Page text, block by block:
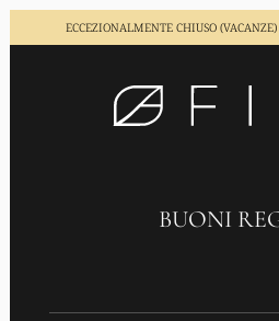
ECCEZIONALMENTE CHIUSO (VACANZE)
BUONI